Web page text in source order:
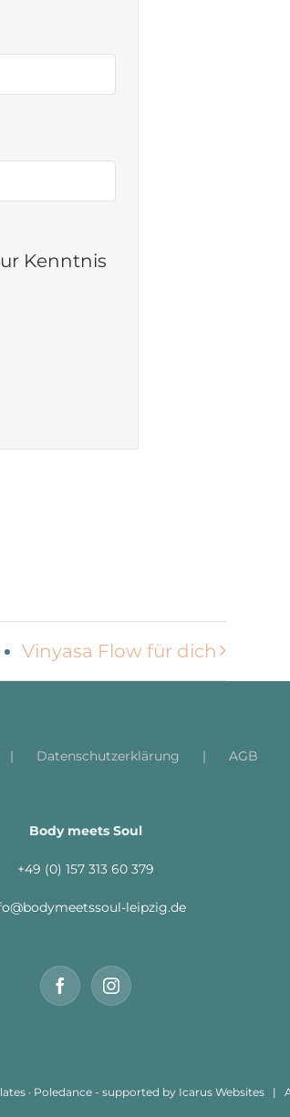
Kenntnis
Vinyasa Flow für dich
Datenschutzerklärung AGB
Body meets Soul
+49 (0) 157 313 60 379
leipzig.de
· Poledance - supported by Icarus Websites |